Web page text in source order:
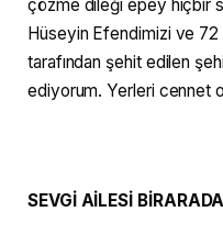
çözme dileği epey hiçbir
Hüseyin Efendimizi ve
tarafından şehit edilen
ediyorum. Yerleri cennet
SEVGİ AİLESİ BİRARADA